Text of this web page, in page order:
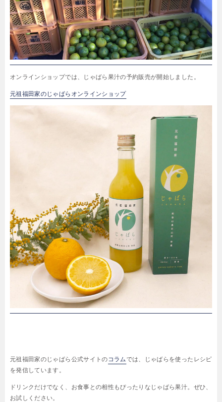
オンラインショップでは、じゃばら果汁の予約販売が開始しました。
元祖福田家のじゃばらオンラインショップ
元祖福田家のじゃばら公式サイトのコラムでは、じゃばらを使ったレシピ
を発信しています。
ドリンクだけでなく、お食事との相性もぴったりなじゃばら果汁。ぜひ、
お試しください。